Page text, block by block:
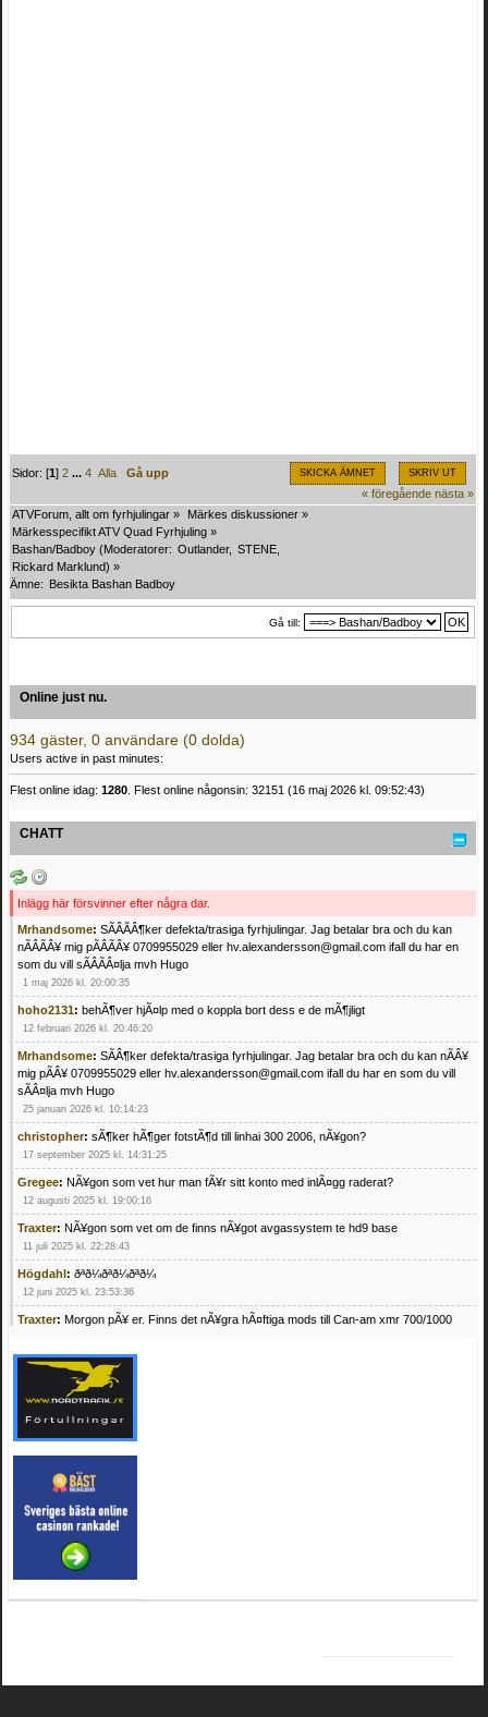
SKICKA ÄMNET SKRIV UT
Sidor: [1]2 ...4 Alla
Gå upp
« föregående nästa »
ATVForum, allt om fyrhjulingar » Märkes diskussioner »
Märkesspecifikt ATV Quad Fyrhjuling »
Bashan/Badboy (Moderatorer: Outlander, STENE
Rickard Marklund) »
Ämne: Besikta Bashan Badboy
Gå till:
Online just nu.
934 gäster, 0 användare (0 dolda)
Users active in past minutes:
Flest online idag: 1280. Flest online någonsin: 32151 (16 maj 2026 kl. 09:52:43)
CHATT
Inlägg här försvinner efter några dar.
Mrhandsome: SÃÂÃÂ¶ker defekta/trasiga fyrhjulingar. Jag betalar bra och du kan
nÃÂÃÂ¥ mig pÃÂÃÂ¥ 0709955029 eller hv.alexandersson@gmail.com ifall du har en
som du vill sÃÂÃÂ¤lja mvh Hugo
1 maj 2026 kl. 20:00:35
hoho2131: behÃ¶ver hjÃ¤lp med o koppla bort dess e de mÃ¶jligt
12 februari 2026 kl. 20:46:20
Mrhandsome: SÃÂ¶ker defekta/trasiga fyrhjulingar. Jag betalar bra och du kan nÃÂ¥
mig pÃÂ¥ 0709955029 eller hv.alexandersson@gmail.com ifall du har en som du vill
sÃÂ¤lja mvh Hugo
25 januari 2026 kl. 10:14:23
christopher: sÃ¶ker hÃ¶ger fotstÃ¶d till linhai 300 2006, nÃ¥gon?
17 september 2025 kl. 14:31:25
Gregee: NÃ¥gon som vet hur man fÃ¥r sitt konto med inlÃ¤gg raderat?
12 augusti 2025 kl. 19:00:16
Traxter: NÃ¥gon som vet om de finns nÃ¥got avgassystem te hd9 base
11 juli 2025 kl. 22:28:43
Högdahl: ðªð¼ðªð¼ðªð¼
12 juni 2025 kl. 23:53:36
Traxter: Morgon pÃ¥ er. Finns det nÃ¥gra hÃ¤ftiga mods till Can-am xmr 700/1000
Mrhandsome:SÃ¶ker defekta/trasiga fyrhjulingar. Jag betalar bra och du kan nÃ¥ mig
pÃ¥ 0709955029 eller hv.alexandersson@gmail.com ifall du har en som du vill sÃ¤lja
mvh Hugo
21 februari 2025 kl. 09:25:52
Oscar5:NÃ¥gon som vet vad man kan begÃ¤ra fÃ¶r en Honda TRX 350 FE 2005
4 februari 2025 kl. 19:20:50
Oscar5:44
4 februari 2025 kl. 19:15:36
Greger59:NÃ¤gon som vet har en Cetek 500 EFI
15 januari 2025 kl. 23:49:44
Mrhandsome:SÃÂ¶ker defekta/trasiga fyrhjulingar. Jag betalar bra och du kan nÃÂ¥